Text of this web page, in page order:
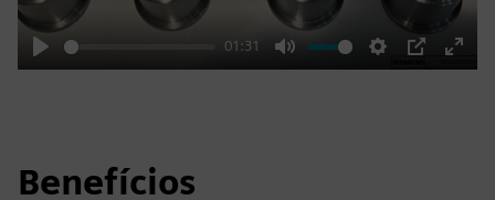
Play
01:31
Mute Settings
PIP
Enter
Benefícios